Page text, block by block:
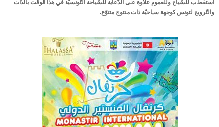
أصداء المنستير في الإعلام
المنستـــــيرعبر العصور
خــارطة المنستير
استقطاب للسّياح وللعموم علاوة على الدّعاية للسّياحة التّونسيّة في هذا الوقت بالذّات
والتّرويج لتونس كوجهة سياحيّة ذات منتوج متنوّع.